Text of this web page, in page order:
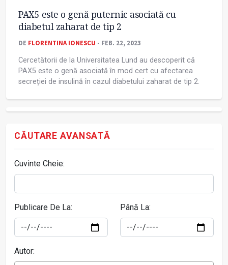
PAX5 este o genă puternic asociată cu
diabetul zaharat de tip 2
DE FLORENTINA IONESCU - FEB. 22, 2023
Cercetătorii de la Universitatea Lund au descoperit că
PAX5 este o genă asociată în mod cert cu afectarea
secreției de insulină în cazul diabetului zaharat de tip 2.
CĂUTARE AVANSATĂ
Cuvinte Cheie:
Publicare De La: Până La:
Autor: